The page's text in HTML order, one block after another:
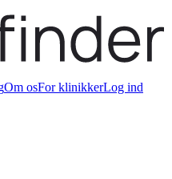
Om osFor klinikkerLog ind